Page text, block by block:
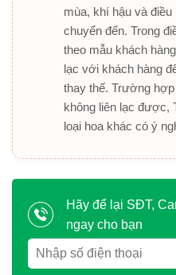
mùa, khí hậu và
chuyển đến. Trong
theo mẫu khách
lạc với khách hàng
thay thế. Trường
không liên lạc được,
loại hoa khác có ý
Hãy để lại SĐT,
ngay cho bạn